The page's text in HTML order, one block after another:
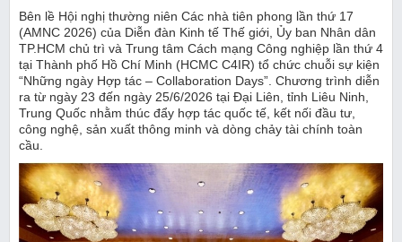
Bên lề Hội nghị thường niên Các nhà tiên phong lần thứ 17
(AMNC 2026) của Diễn đàn Kinh tế Thế giới, Ủy ban Nhân dân
TP.HCM chủ trì và Trung tâm Cách mạng Công nghiệp lần thứ 4
tại Thành phố Hồ Chí Minh (HCMC C4IR) tổ chức chuỗi sự kiện
“Những ngày Hợp tác – Collaboration Days”. Chương trình diễn
ra từ ngày 23 đến ngày 25/6/2026 tại Đại Liên, tỉnh Liêu Ninh,
Trung Quốc nhằm thúc đẩy hợp tác quốc tế, kết nối đầu tư,
công nghệ, sản xuất thông minh và dòng chảy tài chính toàn
cầu.